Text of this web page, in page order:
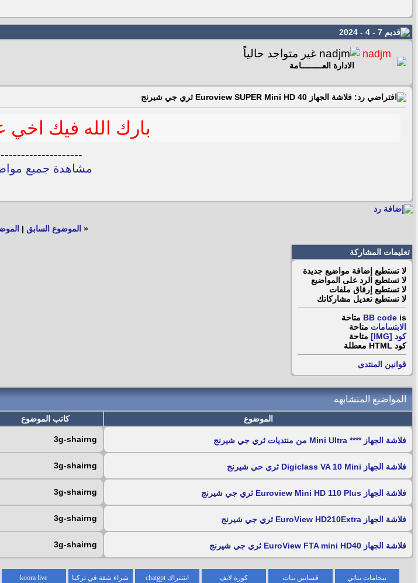
nadjm
الادارة العـــــــــامة
رد: فلاشة الجهاز Euroview SUPER Mini HD 40 ثري جي شيرنج
بارك الله فيك
مشاهدة جميع
« الموضوع السابق |
تعليمات المشاركة
لا تستطيع إضافة مواضيع جديدة
لا تستطيع الرد على المواضيع
لا تستطيع إرفاق ملفات
لا تستطيع تعديل مشاركاتك
BB code is
متاحة
الابتسامات متاحة
كود [IMG]
متاحة
كود HTML
معطلة
قوانين المنتدى
المواضيع المتشابهه
الموضوع كاتب الموضوع
فلاشة الجهاز **** Mini Ultra من منتديات ثري جي شيرنج 3g-shairng
فلاشة الجهاز Digiclass VA 10 Mini ثري حي شيرنج 3g-shairng
فلاشة الجهاز Euroview Mini HD 110 Plus ثري جي شيرنج 3g-shairng
فلاشة الجهاز EuroView HD210Extra ثري جي شيرنج 3g-shairng
فلاشة الجهاز EuroView FTA mini HD40 ثري جي شيرنج 3g-shairng
بيجامات بناتي فساتين بنات كورة لايف اشتراك chatgpt شراء شقة في تركيا koora live